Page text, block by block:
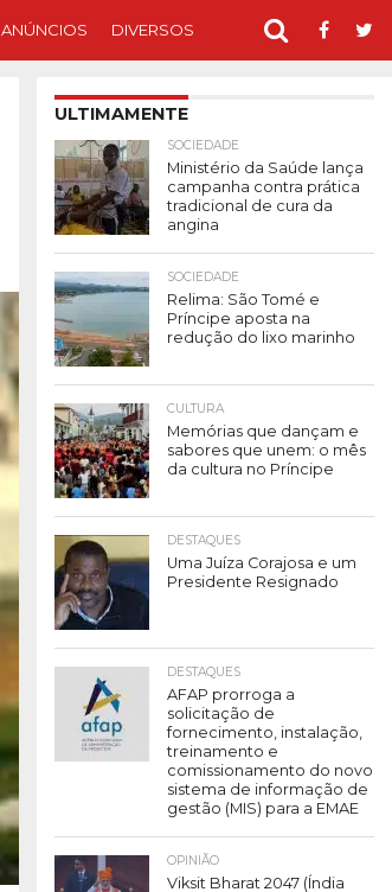
ANÚNCIOS DIVERSOS
ULTIMAMENTE
SOCIEDADE
Ministério da Saúde lança
campanha contra prática
tradicional de cura da
angina
SOCIEDADE
Relima: São Tomé e
Príncipe aposta na
redução do lixo marinho
CULTURA
Memórias que dançam e
sabores que unem: o mês
da cultura no Príncipe
DESTAQUES
Uma Juíza Corajosa e um
Presidente Resignado
DESTAQUES
AFAP prorroga a
solicitação de
fornecimento, instalação,
treinamento e
comissionamento do novo
sistema de informação de
gestão (MIS) para a EMAE
OPINIÃO
Viksit Bharat 2047 (Índia